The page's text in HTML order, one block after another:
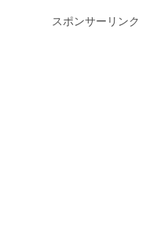
スポンサーリンク